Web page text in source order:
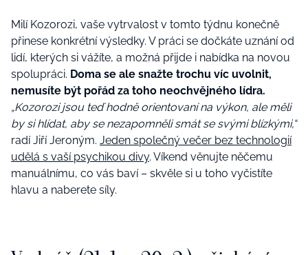
Milí Kozorozi, vaše vytrvalost v tomto týdnu konečně
přinese konkrétní výsledky. V práci se dočkáte uznání od
lidí, kterých si vážíte, a možná přijde i nabídka na novou
spolupráci. Doma se ale snažte trochu víc uvolnit,
nemusíte být pořád za toho neochvějného lídra.
„Kozorozi jsou teď hodně orientovaní na výkon, ale měli
by si hlídat, aby se nezapomněli smát se svými blízkými,“
radí Jiří Jeroným. Jeden společný večer bez technologií
udělá s vaší psychikou divy. Víkend věnujte něčemu
manuálnímu, co vás baví – skvěle si u toho vyčistíte
hlavu a naberete síly.